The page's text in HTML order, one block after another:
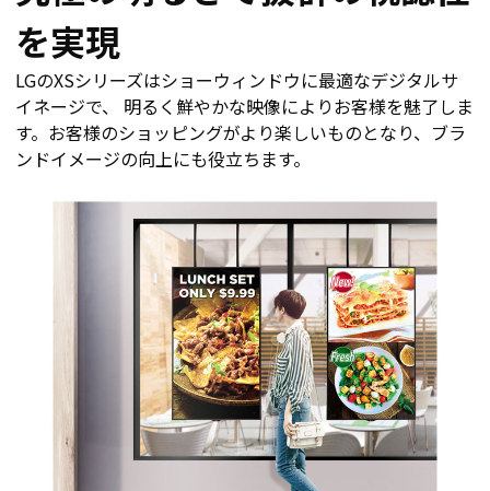
を実現
LGのXSシリーズはショーウィンドウに最適なデジタルサ
イネージで、 明るく鮮やかな映像によりお客様を魅了しま
す。お客様のショッピングがより楽しいものとなり、ブラ
ンドイメージの向上にも役立ちます。